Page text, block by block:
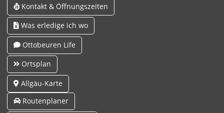
Kontakt & Öffnungszeiten
Was erledige ich wo
Ottobeuren Life
Ortsplan
Allgäu-Karte
Routenplaner